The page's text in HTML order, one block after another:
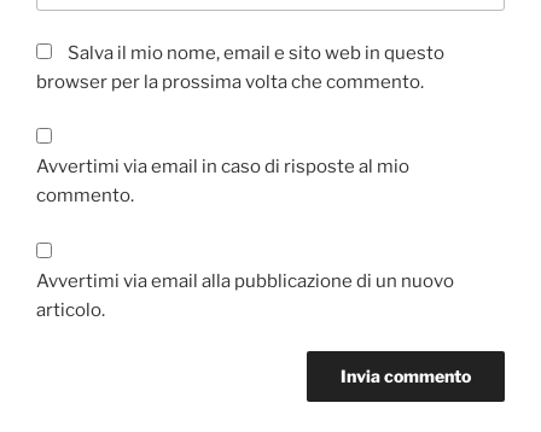
Salva il mio nome, email e sito web in questo
browser per la prossima volta che commento.
Avvertimi via email in caso di risposte al mio
commento.
Avvertimi via email alla pubblicazione di un nuovo
articolo.